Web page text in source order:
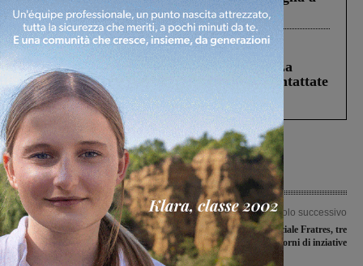
Levane nel 2020
Cronaca 5 Agosto 2026
Continuano le ricerche di Miah Billal. La
Prefettura: “In caso di avvistamento contattate
il 112”
Articolo precedente
Questione terza corsia, Ceccarelli:
“Fra Incisa e Valdarno, il rischio è che
i lavori restino al palo”
Articolo successivo
X° Festa provinciale Fratres, tre
giorni di inziative